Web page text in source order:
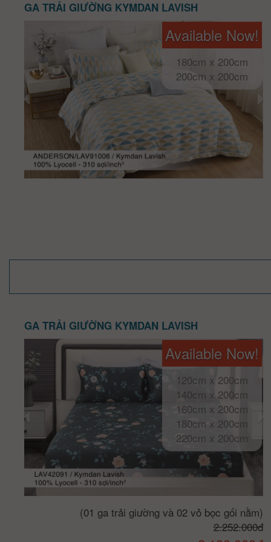
GA TRẢI GIƯỜNG KYMDAN LAVISH
Available Now!
180cm x 200cm
200cm x 200cm
GA TRẢI GIƯỜNG KYMDAN LAVISH
Available Now!
120cm x 200cm
140cm x 200cm
160cm x 200cm
180cm x 200cm
220cm x 200cm
(01 ga trải giường và 02 vỏ bọc gối nằm)
2.252.000đ